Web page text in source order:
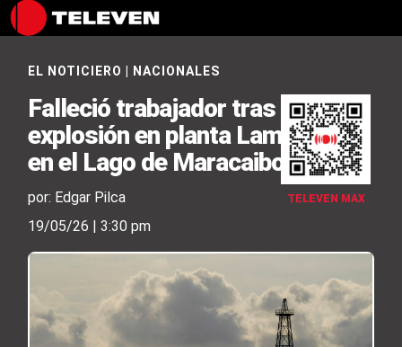
TELEVEN MAX
EL NOTICIERO NACIONALES
Falleció trabajador tras
explosión en planta Lamargas
en el Lago de Maracaibo
por: Edgar Pilca
19/05/26 | 3:30 pm